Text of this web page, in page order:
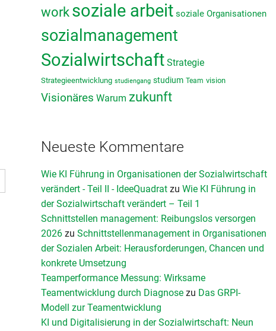
work soziale arbeit soziale Organisationen
sozialmanagement
Sozialwirtschaft Strategie
Strategieentwicklung studiengang studium Team vision
Visionäres Warum zukunft
Neueste Kommentare
Wie KI Führung in Organisationen der Sozialwirtschaft
verändert - Teil II - IdeeQuadratzu Wie KI Führung in
der Sozialwirtschaft verändert – Teil 1
Schnittstellen management: Reibungslos versorgen
2026zu Schnittstellenmanagement in Organisationen
der Sozialen Arbeit: Herausforderungen, Chancen und
konkrete Umsetzung
Teamperformance Messung: Wirksame
Teamentwicklung durch Diagnosezu Das GRPI-
Modell zur Teamentwicklung
KI und Digitalisierung in der Sozialwirtschaft: Neun